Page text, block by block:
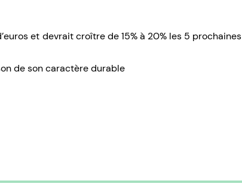
et devrait croître de 15% à 20% les 5
de son caractère durable